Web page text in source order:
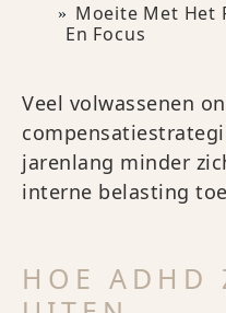
Moeite Met Het
En Focus
Veel volwassenen
jarenlang minder
interne belasting
HOE ADHD